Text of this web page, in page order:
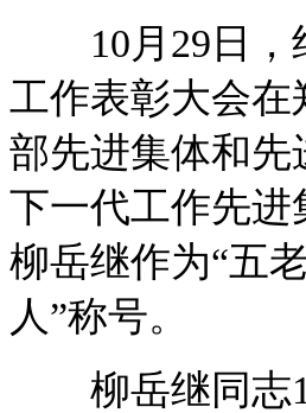
10月29日，
工作表彰大会
部先进集体和
下一代工作先
柳岳继作为“五
人”称号。
柳岳继同志15